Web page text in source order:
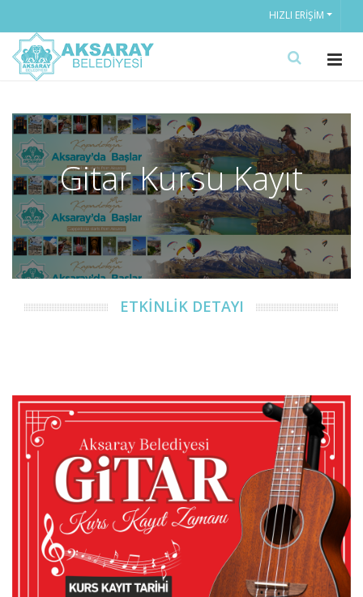
HIZLI ERIŞIM
Gitar Kursu Kayıt
ETKİNLİK DETAYI